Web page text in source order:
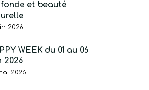
et beauté
2026
WEEK du 01 au 06
2026
2026